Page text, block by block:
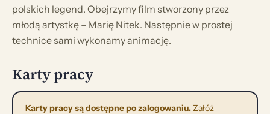
polskich legend. Obejrzymy film stworzony przez
młodą artystkę – Marię Nitek. Następnie w prostej
technice sami wykonamy animację.
Karty pracy
Karty pracy są dostępne po zalogowaniu.Załóż